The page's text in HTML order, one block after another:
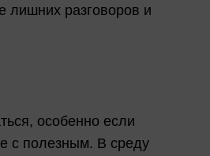
лишних разговоров и
особенно если
с полезным. В среду